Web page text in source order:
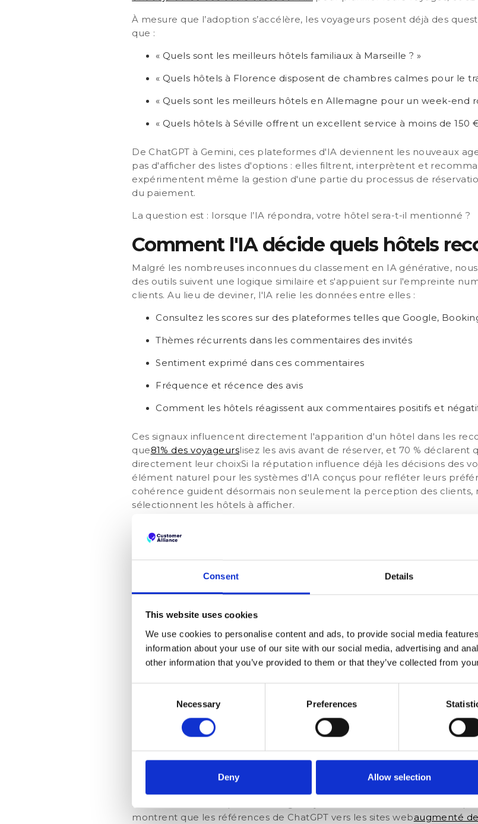
Consent Details
This website uses cookies
We use cookies to personalise content and ads, to provide social media
information about your use of our site with our social media, advertising and
other information that you’ve provided to them or that they’ve collected from
Necessary Preferences
Deny Allow selection
À mesure que l’adoption s’accélère, les voyageurs posent déjà des
que :
« Quels sont les meilleurs hôtels familiaux à Marseille ? »
« Quels hôtels à Florence disposent de chambres calmes pour le
« Quels sont les meilleurs hôtels en Allemagne pour un week-end
« Quels hôtels à Séville offrent un excellent service à moins de 150
De ChatGPT à Gemini, ces plateformes d'IA deviennent les nouveaux
pas d'afficher des listes d'options : elles filtrent, interprètent et
expérimentent même la gestion d'une partie du processus de
du paiement.
La question est : lorsque l’IA répondra, votre hôtel sera-t-il mentionné ?
Comment l'IA décide quels hôtels
Malgré les nombreuses inconnues du classement en IA générative,
des outils suivent une logique similaire et s'appuient sur l'empreinte
clients. Au lieu de deviner, l'IA relie les données entre elles :
Consultez les scores sur des plateformes telles que Google,
Thèmes récurrents dans les commentaires des invités
Sentiment exprimé dans ces commentaires
Fréquence et récence des avis
Comment les hôtels réagissent aux commentaires positifs et
Ces signaux influencent directement l'apparition d'un hôtel dans les
que81% des voyageurs lisez les avis avant de réserver, et 70 %
directement leur choixSi la réputation influence déjà les décisions des
élément naturel pour les systèmes d'IA conçus pour refléter leurs
cohérence guident désormais non seulement la perception des clients,
sélectionnent les hôtels à afficher.
Comme l'explique un guide du secteur, « les avis en ligne ont un impact
traditionnels et les recommandations de l'IA… Les systèmes d'IA
L’IA capte également d’autres signaux
Cohérence des détails de l'hôtel sur toutes les plateformes
Mentions dans les conversations sur les réseaux sociaux et les
Autorité et clarté du site officiel, y compris les données structurées
Si les notes d'évaluation sont incohérentes, si les informations sont
pas récents, un hôtel peut être totalement exclu des recommandations
Pourquoi les recommandations de
pour les hôtels
Recherche assistée par l'IA : il s'agit déjà d'un canal de réservation en
montrent que les références de ChatGPT vers les sites webaugmenté de